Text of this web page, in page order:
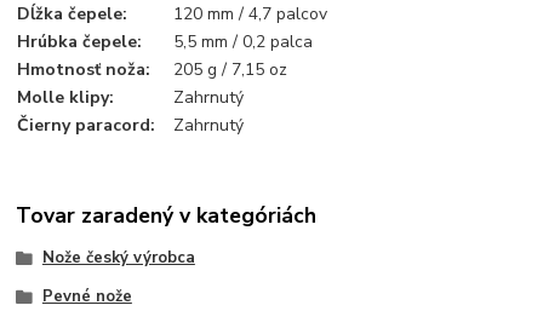
Dĺžka čepele:
120 mm / 4,7 palcov
Hrúbka čepele:
5,5 mm / 0,2 palca
Hmotnosť noža:
205 g / 7,15 oz
Molle klipy:
Zahrnutý
Čierny paracord: Zahrnutý
Tovar zaradený v kategóriách
Nože český výrobca
Pevné nože